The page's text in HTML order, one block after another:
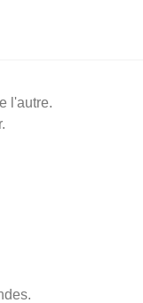
l'autre.